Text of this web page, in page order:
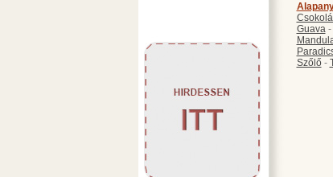
Guava-
Szőlő-